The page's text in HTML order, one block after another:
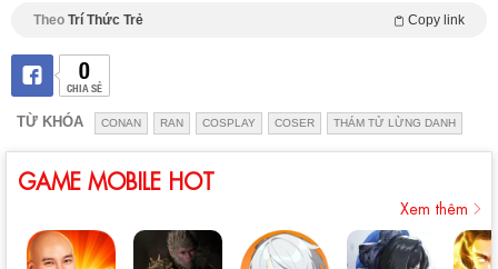
Theo Trí Thức Trẻ Copy link
0
CHIA SẺ
TỪ KHÓA CONAN RAN COSPLAY COSER THÁM TỬ LỪNG DANH
GAME MOBILE HOT
Xem thêm